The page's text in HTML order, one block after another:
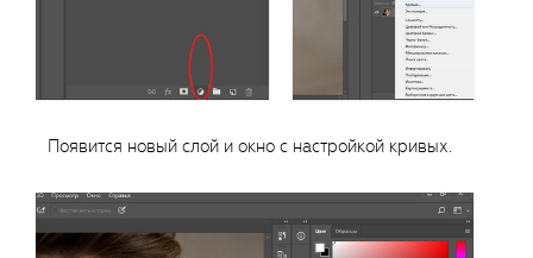
Появится новый слой и окно с настройкой кривых.